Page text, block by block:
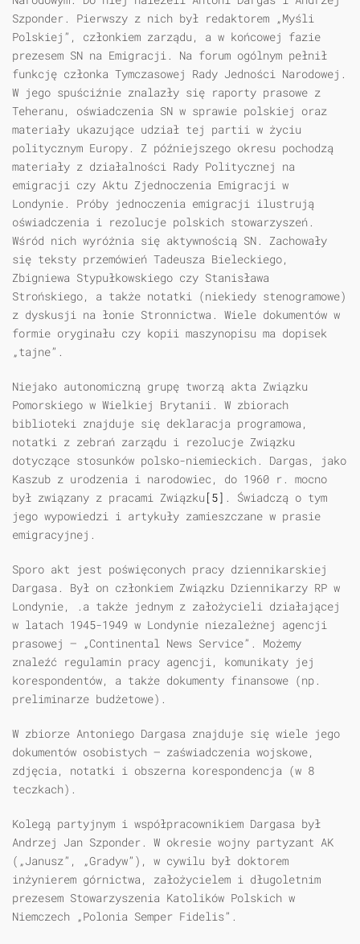
Szponder. Pierwszy z nich był redaktorem „Myśli
Polskiej”, członkiem zarządu, a w końcowej fazie
prezesem SN na Emigracji. Na forum ogólnym pełnił
funkcję członka Tymczasowej Rady Jedności Narodowej.
W jego spuściźnie znalazły się raporty prasowe z
Teheranu, oświadczenia SN w sprawie polskiej oraz
materiały ukazujące udział tej partii w życiu
politycznym Europy. Z późniejszego okresu pochodzą
materiały z działalności Rady Politycznej na
emigracji czy Aktu Zjednoczenia Emigracji w
Londynie. Próby jednoczenia emigracji ilustrują
oświadczenia i rezolucje polskich stowarzyszeń.
Wśród nich wyróżnia się aktywnością SN. Zachowały
się teksty przemówień Tadeusza Bieleckiego,
Zbigniewa Stypułkowskiego czy Stanisława
Strońskiego, a także notatki (niekiedy stenogramowe)
z dyskusji na łonie Stronnictwa. Wiele dokumentów w
formie oryginału czy kopii maszynopisu ma dopisek
„tajne”.
Niejako autonomiczną grupę tworzą akta Związku
Pomorskiego w Wielkiej Brytanii. W zbiorach
biblioteki znajduje się deklaracja programowa,
notatki z zebrań zarządu i rezolucje Związku
dotyczące stosunków polsko-niemieckich. Dargas, jako
Kaszub z urodzenia i narodowiec, do 1960 r. mocno
był związany z pracami Związku [5] . Świadczą o tym
jego wypowiedzi i artykuły zamieszczane w prasie
emigracyjnej.
Sporo akt jest poświęconych pracy dziennikarskiej
Dargasa. Był on członkiem Związku Dziennikarzy RP w
Londynie, .a także jednym z założycieli działającej
w latach 1945-1949 w Londynie niezależnej agencji
prasowej — „Continental News Service”. Możemy
znaleźć regulamin pracy agencji, komunikaty jej
korespondentów, a także dokumenty finansowe (np.
preliminarze budżetowe).
W zbiorze Antoniego Dargasa znajduje się wiele jego
dokumentów osobistych — zaświadczenia wojskowe,
zdjęcia, notatki i obszerna korespondencja (w 8
teczkach).
Kolegą partyjnym i współpracownikiem Dargasa był
Andrzej Jan Szponder. W okresie wojny partyzant AK
(„Janusz”, „Gradyw”), w cywilu był doktorem
inżynierem górnictwa, założycielem i długoletnim
prezesem Stowarzyszenia Katolików Polskich w
Niemczech „Polonia Semper Fidelis”.